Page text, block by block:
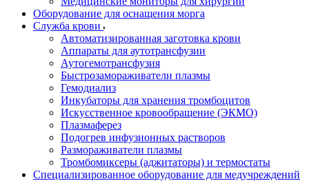
Оборудование для оснащения морга
Служба крови
Автоматизированная заготовка крови
Аппараты для аутотрансфузии
Аутогемотрансфузия
Быстрозамораживатели плазмы
Гемодиализ
Инкубаторы для хранения тромбоцитов
Искусственное кровообращение (ЭКМО)
Плазмаферез
Подогрев инфузионных растворов
Размораживатели плазмы
Тромбомиксеры (аджитаторы) и термостаты
Специализированное оборудование для медучреждений